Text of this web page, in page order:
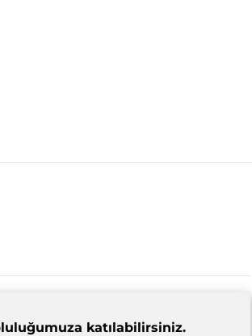
katılabilirsiniz.